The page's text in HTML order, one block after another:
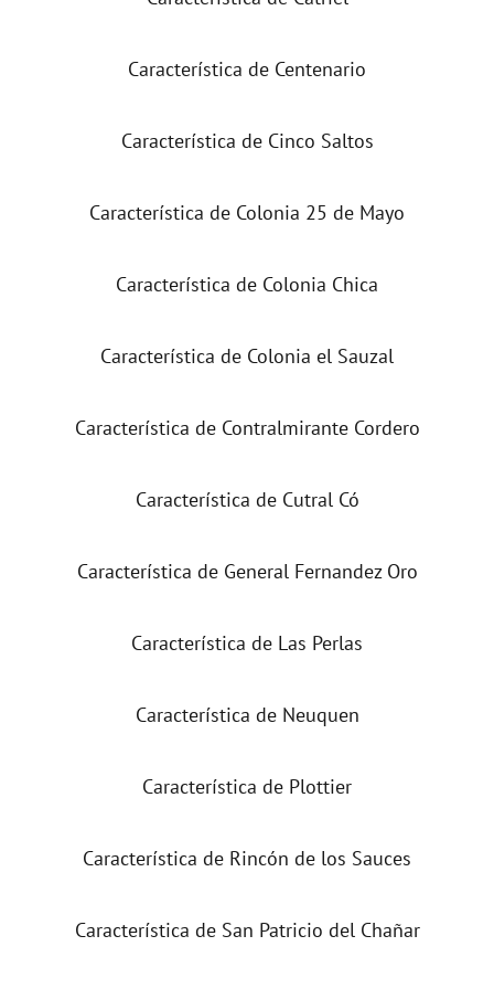
Característica de Centenario
Característica de Cinco Saltos
Característica de Colonia 25 de Mayo
Característica de Colonia Chica
Característica de Colonia el Sauzal
Característica de Contralmirante Cordero
Característica de Cutral Có
Característica de General Fernandez Oro
Característica de Las Perlas
Característica de Neuquen
Característica de Plottier
Característica de Rincón de los Sauces
Característica de San Patricio del Chañar